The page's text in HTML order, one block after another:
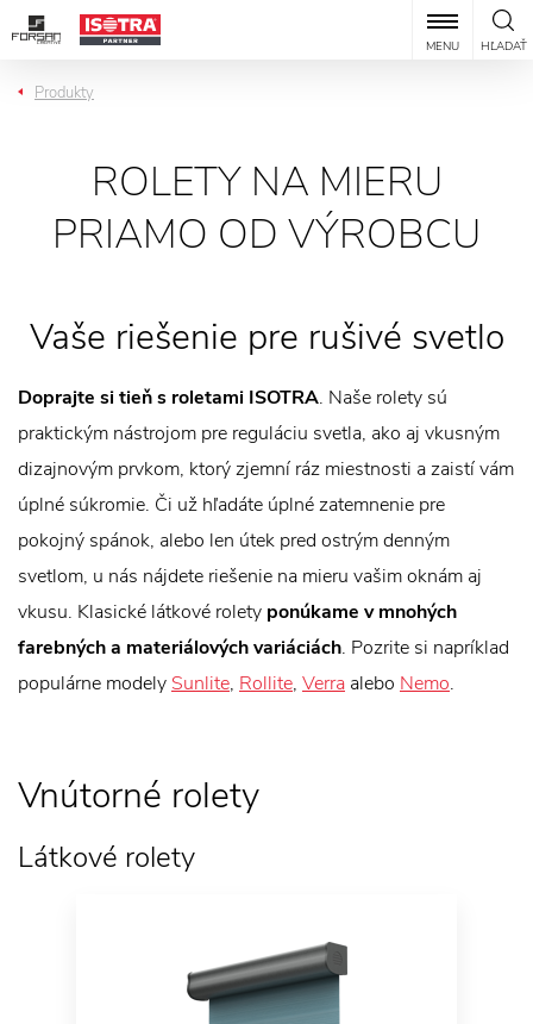
HĽADAŤ
MENU
Produkty
ROLETY NA MIERU
PRIAMO OD VÝROBCU
Vaše riešenie pre rušivé svetlo
Doprajte si tieň s roletami ISOTRA. Naše rolety sú
praktickým nástrojom pre reguláciu svetla, ako aj vkusným
dizajnovým prvkom, ktorý zjemní ráz miestnosti a zaistí vám
úplné súkromie. Či už hľadáte úplné zatemnenie pre
pokojný spánok, alebo len útek pred ostrým denným
svetlom, u nás nájdete riešenie na mieru vašim oknám aj
vkusu. Klasické látkové rolety ponúkame v mnohých
farebných a materiálových variáciách. Pozrite si napríklad
populárne modely Sunlite, Rollite, Verra alebo Nemo.
Vnútorné rolety
Látkové rolety